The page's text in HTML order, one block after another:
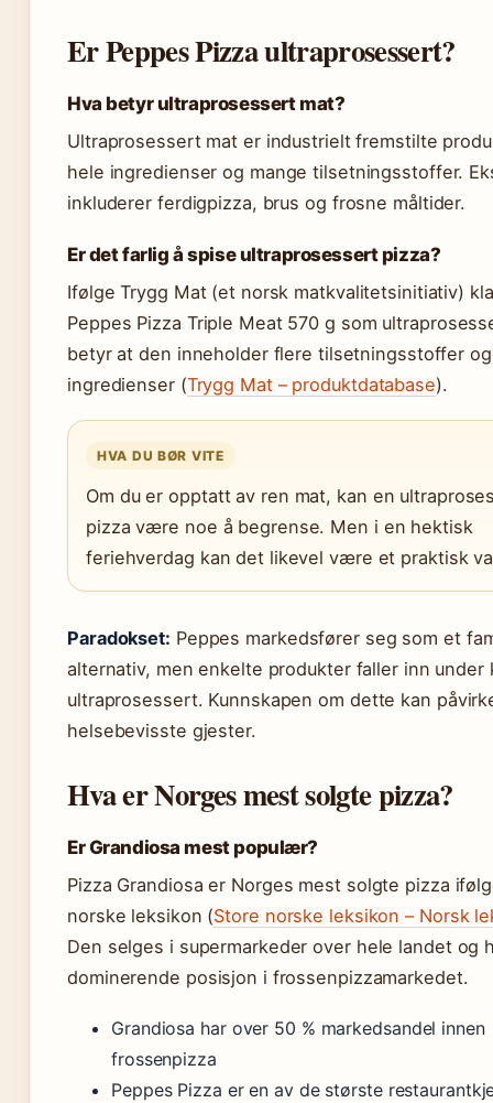
Er Peppes Pizza ultraprosessert?
Hva betyr ultraprosessert mat?
Ultraprosessert mat er industrielt fremstilte
hele ingredienser og mange tilsetningsstoffer.
inkluderer ferdigpizza, brus og frosne måltider.
Er det farlig å spise ultraprosessert pizza?
Ifølge Trygg Mat (et norsk matkvalitetsinitiativ)
Peppes Pizza Triple Meat 570 g som
betyr at den inneholder flere tilsetningsstoffer
ingredienser (Trygg Mat – produktdatabase).
HVA DU BØR VITE
Om du er opptatt av ren mat, kan en
pizza være noe å begrense. Men i en hektisk
feriehverdag kan det likevel være et praktisk
Paradokset: Peppes markedsfører seg som et
alternativ, men enkelte produkter faller inn under
ultraprosessert. Kunnskapen om dette kan
helsebevisste gjester.
Hva er Norges mest solgte pizza?
Er Grandiosa mest populær?
Pizza Grandiosa er Norges mest solgte pizza
norske leksikon (Store norske leksikon – Norsk
Den selges i supermarkeder over hele landet og
dominerende posisjon i frossenpizzamarkedet.
Grandiosa har over 50 % markedsandel innen
frossenpizza
Peppes Pizza er en av de største